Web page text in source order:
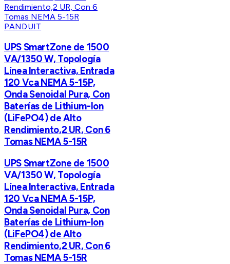
PANDUIT
UPS SmartZone de 1500
VA/1350 W, Topología
Línea Interactiva, Entrada
120 Vca NEMA 5-15P,
Onda Senoidal Pura, Con
Baterías de Lithium-Ion
(LiFePO4) de Alto
Rendimiento,2 UR, Con 6
Tomas NEMA 5-15R
UPS SmartZone de 1500
VA/1350 W, Topología
Línea Interactiva, Entrada
120 Vca NEMA 5-15P,
Onda Senoidal Pura, Con
Baterías de Lithium-Ion
(LiFePO4) de Alto
Rendimiento,2 UR, Con 6
Tomas NEMA 5-15R